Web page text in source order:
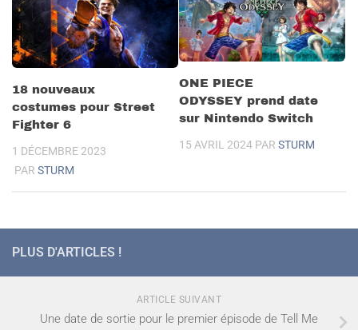
18 nouveaux
costumes pour Street
Fighter 6
1 DÉCEMBRE 2023
PAR STURM
ONE PIECE
ODYSSEY prend date
sur Nintendo Switch
15 AVRIL 2024 PAR STURM
PLUS D'ARTICLES !
ARTICLE SUIVANT
Une date de sortie pour le premier épisode de Tell Me